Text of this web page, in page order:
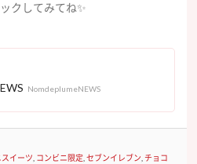
クしてみてね✨
NomdeplumeNEWS
イーツ コンビニ限定 ,セブンイレブン ,チョコ